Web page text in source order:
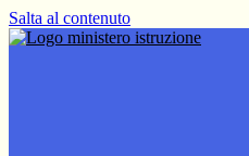
Salta al contenuto